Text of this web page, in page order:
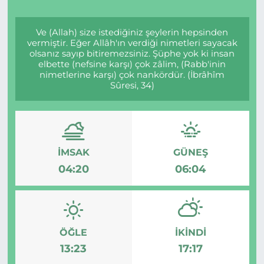
Ve (Allah) size istediğiniz şeylerin hepsinden
vermiştir. Eğer Allâh'ın verdiği nimetleri sayacak
olsanız sayıp bitiremezsiniz. Şüphe yok ki insan
elbette (nefsine karşı) çok zâlim, (Rabb'inin
nimetlerine karşı) çok nankördür. (İbrâhîm
Sûresi, 34)
İMSAK
04:20
GÜNEŞ
06:04
ÖĞLE
13:23
İKINDI
17:17